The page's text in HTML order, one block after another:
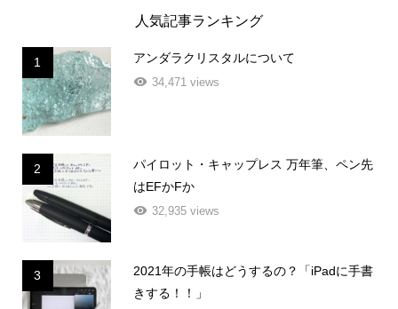
人気記事ランキング
1 アンダラクリスタルについて
34,471 views
2
パイロット・キャップレス 万年筆、ペン先
はEFかFか
32,935 views
3
2021年の手帳はどうするの？「iPadに手書
きする！！」